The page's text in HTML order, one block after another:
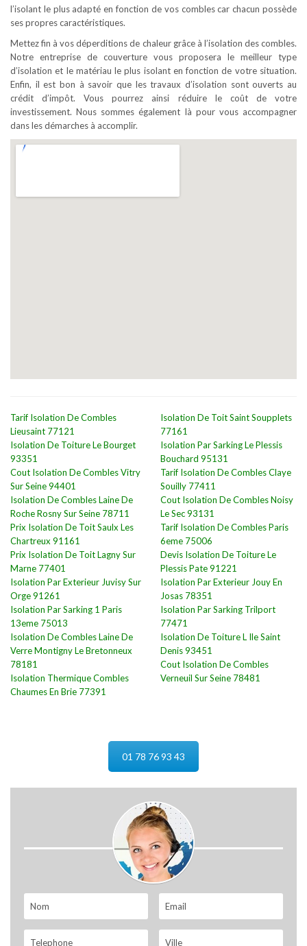
l’isolant le plus adapté en fonction de vos combles car chacun possède
ses propres caractéristiques.
Mettez fin à vos déperditions de chaleur grâce à l’isolation des combles.
Notre entreprise de couverture vous proposera le meilleur type
d’isolation et le matériau le plus isolant en fonction de votre situation.
Enfin, il est bon à savoir que les travaux d’isolation sont ouverts au
crédit d’impôt. Vous pourrez ainsi réduire le coût de votre
investissement. Nous sommes également là pour vous accompagner
dans les démarches à accomplir.
Tarif Isolation De Combles
Lieusaint 77121
Isolation De Toiture Le Bourget
93351
Cout Isolation De Combles Vitry
Sur Seine 94401
Isolation De Combles Laine De
Roche Rosny Sur Seine 78711
Prix Isolation De Toit Saulx Les
Chartreux 91161
Prix Isolation De Toit Lagny Sur
Marne 77401
Isolation Par Exterieur Juvisy Sur
Orge 91261
Isolation Par Sarking 1 Paris
13eme 75013
Isolation De Combles Laine De
Verre Montigny Le Bretonneux
78181
Isolation Thermique Combles
Chaumes En Brie 77391
Isolation De Toit Saint Soupplets
77161
Isolation Par Sarking Le Plessis
Bouchard 95131
Tarif Isolation De Combles Claye
Souilly 77411
Cout Isolation De Combles Noisy
Le Sec 93131
Tarif Isolation De Combles Paris
6eme 75006
Devis Isolation De Toiture Le
Plessis Pate 91221
Isolation Par Exterieur Jouy En
Josas 78351
Isolation Par Sarking Trilport
77471
Isolation De Toiture L Ile Saint
Denis 93451
Cout Isolation De Combles
Verneuil Sur Seine 78481
01 78 76 93 43